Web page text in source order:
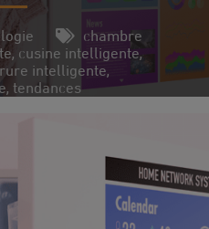
chambre
, cusine intelligente,
intelligente,
, tendances